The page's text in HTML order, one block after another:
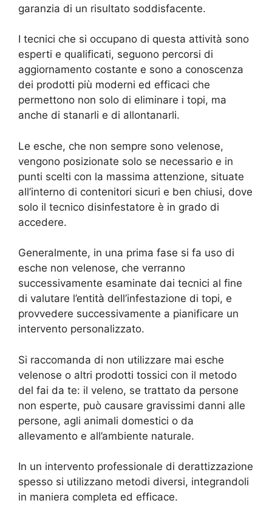
garanzia di un risultato soddisfacente.
I tecnici che si occupano di questa attività sono
esperti e qualificati, seguono percorsi di
aggiornamento costante e sono a conoscenza
dei prodotti più moderni ed efficaci che
permettono non solo di eliminare i topi, ma
anche di stanarli e di allontanarli.
Le esche, che non sempre sono velenose,
vengono posizionate solo se necessario e in
punti scelti con la massima attenzione, situate
all’interno di contenitori sicuri e ben chiusi, dove
solo il tecnico disinfestatore è in grado di
accedere.
Generalmente, in una prima fase si fa uso di
esche non velenose, che verranno
successivamente esaminate dai tecnici al fine
di valutare l’entità dell’infestazione di topi, e
provvedere successivamente a pianificare un
intervento personalizzato.
Si raccomanda di non utilizzare mai esche
velenose o altri prodotti tossici con il metodo
del fai da te: il veleno, se trattato da persone
non esperte, può causare gravissimi danni alle
persone, agli animali domestici o da
allevamento e all’ambiente naturale.
In un intervento professionale di derattizzazione
spesso si utilizzano metodi diversi, integrandoli
in maniera completa ed efficace.